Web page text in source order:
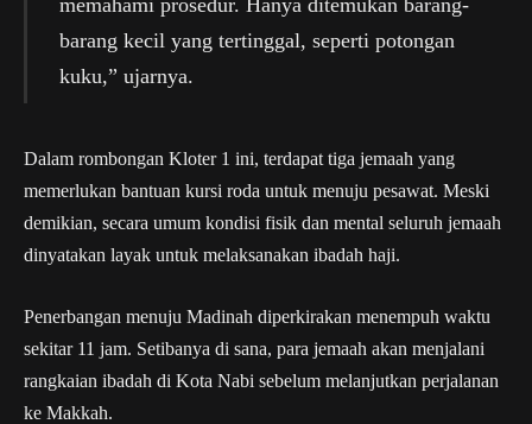
barang kecil yang tertinggal, seperti potongan
kuku,” ujarnya.
Dalam rombongan Kloter 1 ini, terdapat tiga jemaah yang
memerlukan bantuan kursi roda untuk menuju pesawat. Meski
demikian, secara umum kondisi fisik dan mental seluruh jemaah
dinyatakan layak untuk melaksanakan ibadah haji.
Penerbangan menuju Madinah diperkirakan menempuh waktu
sekitar 11 jam. Setibanya di sana, para jemaah akan menjalani
rangkaian ibadah di Kota Nabi sebelum melanjutkan perjalanan
ke Makkah.